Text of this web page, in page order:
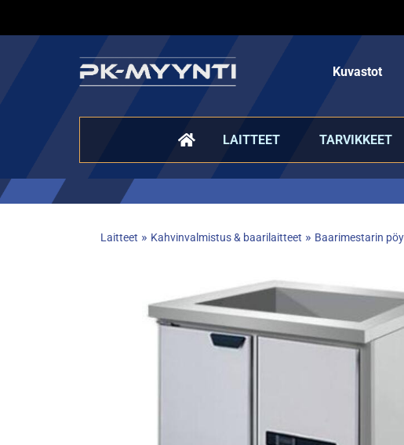
Kuvastot
LAITTEET TARVIKKEET
Laitteet » Kahvinvalmistus & baarilaitteet » Baarimestarin